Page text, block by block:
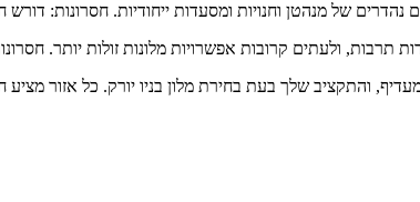
נהדרים של מנהטן וחנויות ומסעדות ייחודיות. חסרונות:
ולעתים קרובות אפשרויות מלונות זולות יותר.
והתקציב שלך בעת בחירת מלון בניו יורק. כל אזור